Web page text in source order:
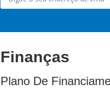
Finanças
Plano De